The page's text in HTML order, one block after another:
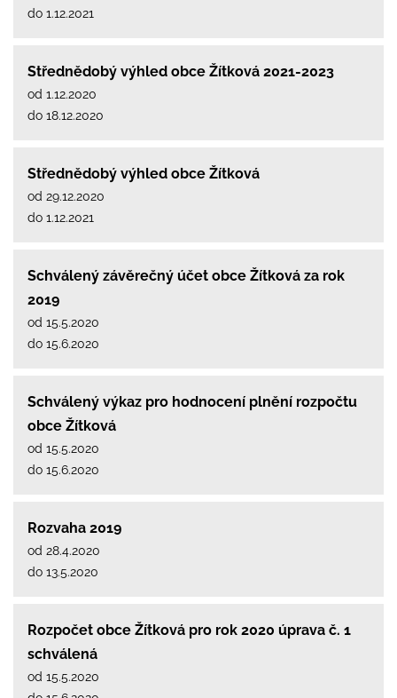
do 1.12.2021
Střednědobý výhled obce Žítková 2021-2023
od 1.12.2020
do 18.12.2020
Střednědobý výhled obce Žítková
od 29.12.2020
do 1.12.2021
Schválený závěrečný účet obce Žítková za rok
2019
od 15.5.2020
do 15.6.2020
Schválený výkaz pro hodnocení plnění rozpočtu
obce Žítková
od 15.5.2020
do 15.6.2020
Rozvaha 2019
od 28.4.2020
do 13.5.2020
Rozpočet obce Žítková pro rok 2020 úprava č. 1
schválená
od 15.5.2020